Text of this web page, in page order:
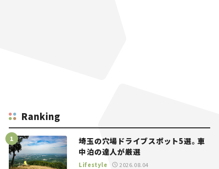
Ranking
埼玉の穴場ドライブスポット5選。車
中泊の達人が厳選
Lifestyle 2026.08.04